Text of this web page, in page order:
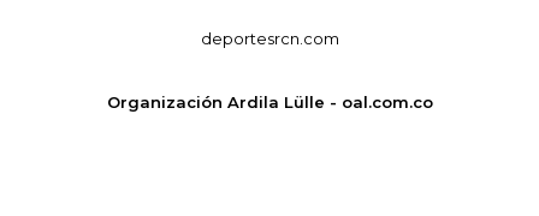
deportesrcn.com
Organización Ardila Lülle - oal.com.co